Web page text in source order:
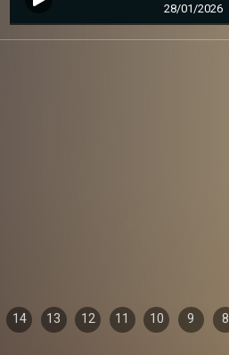
28/01/2026
8
9
10
11
12
13
14